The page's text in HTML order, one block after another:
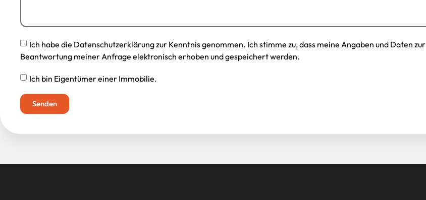
Ich habe die Datenschutzerklärung zur Kenntnis genommen. Ich stimme zu, dass meine Angaben und Daten zur
Beantwortung meiner Anfrage elektronisch erhoben und gespeichert werden.
Ich bin Eigentümer einer Immobilie.
Senden